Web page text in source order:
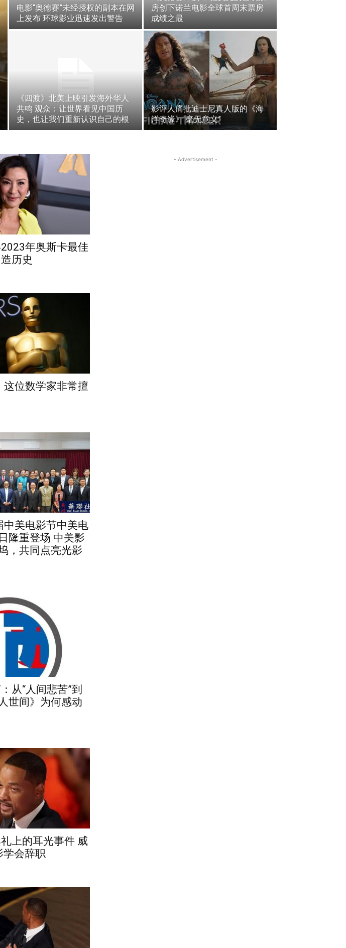
电影“奥德赛”未经授权的副本在网
上发布 环球影业迅速发出警告
房创下诺兰电影全球首周末票房
成绩之最
《四渡》北美上映引发海外华人
共鸣 观众：让世界看见中国历
史，也让我们重新认识自己的根
影评人痛批迪士尼真人版的《海
洋奇缘》“毫无意义”
年奥斯卡最佳
历史
位数学家非常擅
中美电影节中美电
隆重登场 中美影
，共同点亮光影
从“人间悲苦”到
世间》为何感动
上的耳光事件 威
学会辞职
- Advertisement -